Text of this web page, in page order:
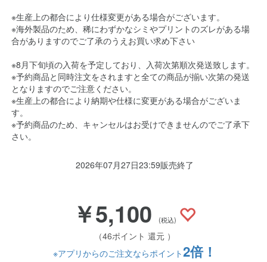
※生産上の都合により仕様変更がある場合がございます。
※海外製品のため、稀にわずかなシミやプリントのズレがある場
合がありますのでご了承のうえお買い求め下さい
※8月下旬頃の入荷を予定しており、入荷次第順次発送致します。
※予約商品と同時注文をされますと全ての商品が揃い次第の発送
となりますのでご注意ください。
※生産上の都合により納期や仕様に変更がある場合がございま
す。
※予約商品のため、キャンセルはお受けできませんのでご了承下
さい。
2026年07月27日23:59販売終了
￥5,100 (税込)
（46ポイント 還元 ）
※アプリからのご注文ならポイント2倍！